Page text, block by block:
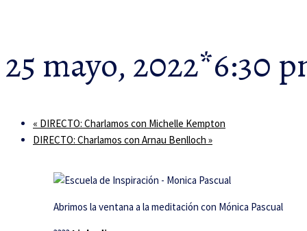
25 mayo, 2022*6:30
« DIRECTO: Charlamos con Michelle Kempton
DIRECTO: Charlamos con Arnau Benlloch »
Abrimos la ventana a la meditación con Mónica Pascual